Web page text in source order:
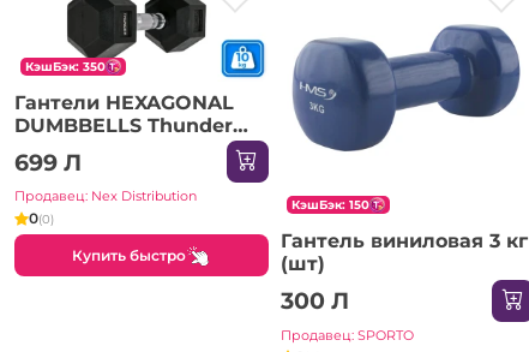
КэшБэк: 350
Гантели HEXAGONAL
DUMBBELLS Thunder
699 Л
Продавец: Nex Distribution
0(0)
Купить быстро
КэшБэк: 150
Гантель виниловая 3 кг
(шт)
300 Л
Продавец: SPORTO